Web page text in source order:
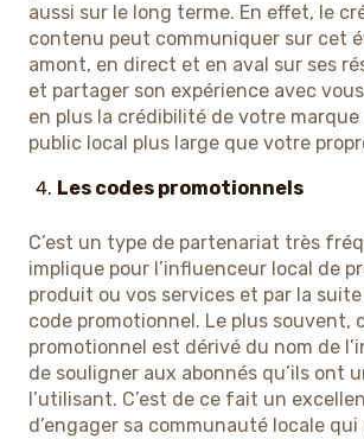
aussi sur le long terme. En effet, le
contenu peut communiquer sur cet
amont, en direct et en aval sur ses
et partager son expérience avec
en plus la crédibilité de votre
public local plus large que votre
Les codes promotionnels
C’est un type de partenariat très
implique pour l’influenceur local de
produit ou vos services et par la
code promotionnel. Le plus souvent,
promotionnel est dérivé du nom de
de souligner aux abonnés qu’ils ont
l’utilisant. C’est de ce fait un
d’engager sa communauté locale